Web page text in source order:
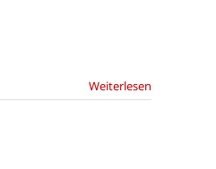
Weiterlesen